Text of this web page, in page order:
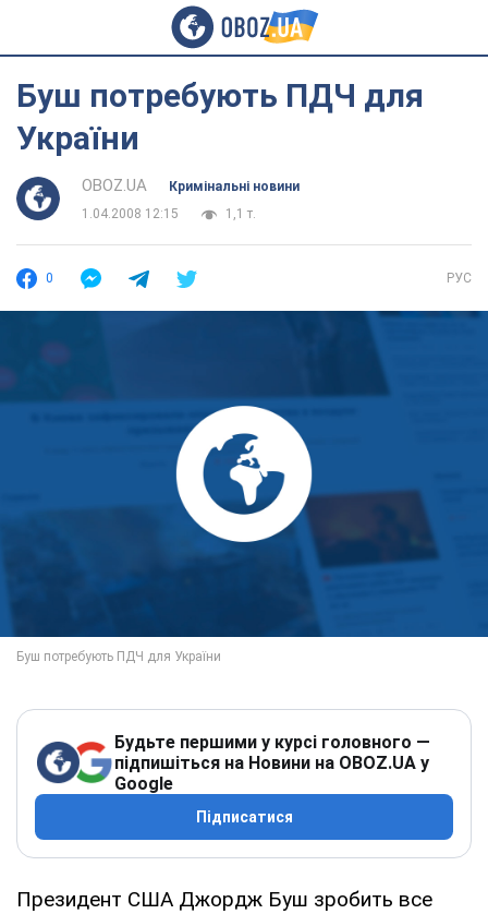
Буш потребують ПДЧ для
України
OBOZ.UA
Кримінальні новини
1.04.2008 12:15
1,1 т.
0 РУС
Будьте першими у курсі головного —
підпишіться на Новини на OBOZ.UA у
Google
Підписатися
Президент США Джордж Буш зробить все